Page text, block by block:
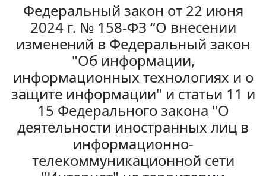
Федеральный закон от 22 июня
2024 г. № 158-ФЗ “О внесении
изменений в Федеральный закон
"Об информации,
информационных технологиях и о
защите информации" и статьи 11 и
15 Федерального закона "О
деятельности иностранных лиц в
информационно-
телекоммуникационной сети